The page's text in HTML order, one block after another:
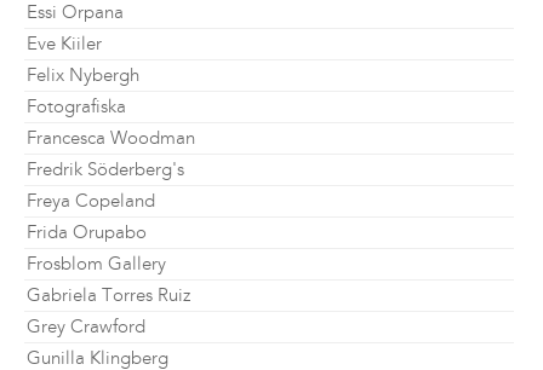
Essi Orpana
Eve Kiiler
Felix Nybergh
Fotografiska
Francesca Woodman
Fredrik Söderberg's
Freya Copeland
Frida Orupabo
Frosblom Gallery
Gabriela Torres Ruiz
Grey Crawford
Gunilla Klingberg